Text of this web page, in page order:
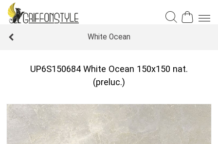
White Ocean
UP6S150684 White Ocean 150x150 nat.
(preluc.)